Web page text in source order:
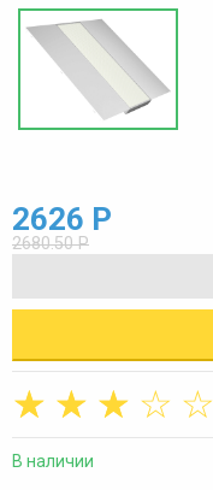
2626 Р
2680.50 Р
☆
☆
☆
☆
☆
В наличии